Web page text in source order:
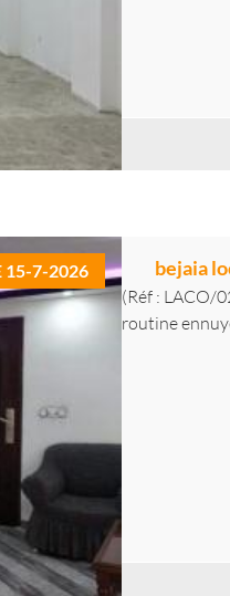
15-7-2026 bejaia
(Réf : LACO/
routine